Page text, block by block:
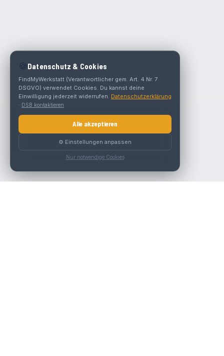
🍪 Datenschutz & Cookies
FindMyWerkstatt (Verantwortlicher gem. Art. 4 Nr. 7
DSGVO) verwendet Cookies. Du kannst deine
Einwilligung jederzeit widerrufen. Datenschutzerklärung
· DSB kontaktieren
Alle akzeptieren
⚙️ Einstellungen anpassen
Nur notwendige Cookies